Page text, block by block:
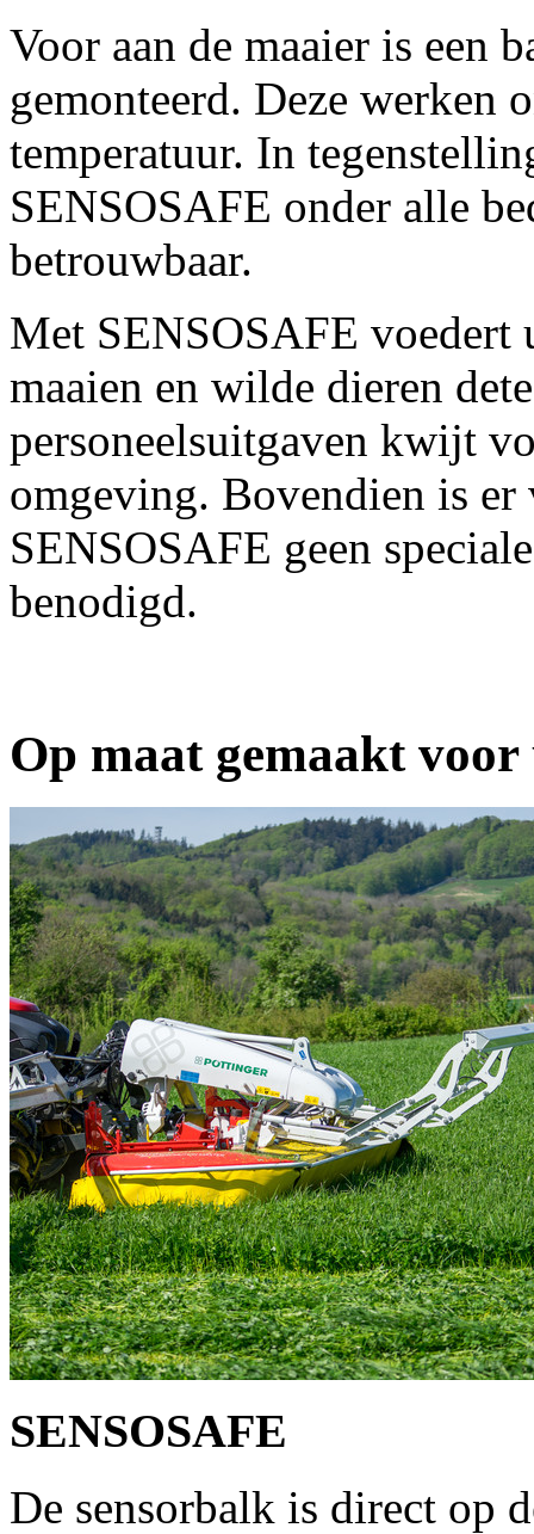
Voor aan de maaier is een
gemonteerd. Deze
temperatuur. In
SENSOSAFE onder alle
betrouwbaar.
Met SENSOSAFE voedert
maaien en wilde dieren
personeelsuitgaven kwijt
omgeving. Bovendien is
SENSOSAFE geen
benodigd.
Op maat gemaakt
SENSOSAFE
De sensorbalk is direct op